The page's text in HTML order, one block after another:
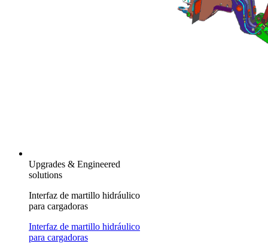
Upgrades & Engineered
solutions
Interfaz de martillo hidráulico
para cargadoras
Interfaz de martillo hidráulico
para cargadoras